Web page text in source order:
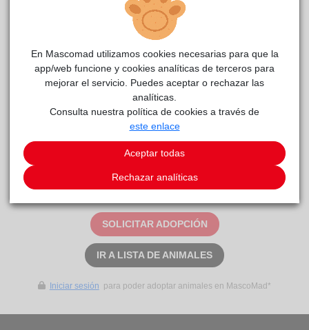
reside actualmente en el centro de acogida
de Protección Animal.
Este animal aún no ha recibido solicitudes de
SOLICITAR ADOPCIÓN
IR A LISTA DE ANIMALES
Iniciar sesión para poder adoptar animales en MascoMad*
En Mascomad utilizamos cookies necesarias para que la
app/web funcione y cookies analíticas de terceros para
mejorar el servicio. Puedes aceptar o rechazar las
analíticas.
Consulta nuestra política de cookies a través de
este enlace
Aceptar todas
Rechazar analíticas